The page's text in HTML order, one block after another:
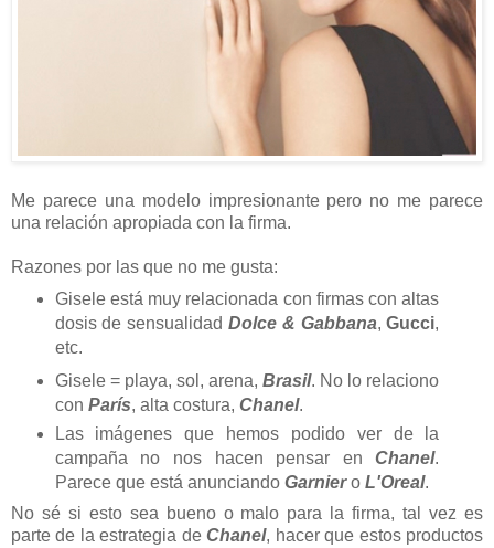
Me parece una modelo impresionante pero no me parece
una relación apropiada con la firma.
Razones por las que no me gusta:
Gisele está muy relacionada con firmas con altas
dosis de sensualidad Dolce & Gabbana,Gucci,
etc.
Gisele = playa, sol, arena,Brasil. No lo relaciono
con París, alta costura, Chanel.
Las imágenes que hemos podido ver de la
campaña no nos hacen pensar enChanel.
Parece que está anunciando Garniero L'Oreal.
No sé si esto sea bueno o malo para la firma, tal vez es
parte de la estrategia deChanel, hacer que estos productos